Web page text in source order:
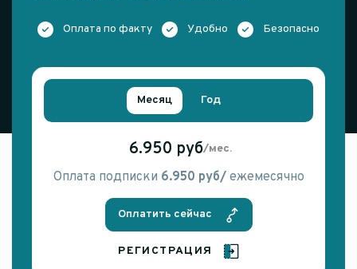
Оплата по факту Удобно Безопасно
Месяц Год
6.950 руб/мес.
Оплата подписки 6.950 руб/ежемесячно
Оплатить сейчас
РЕГИСТРАЦИЯ